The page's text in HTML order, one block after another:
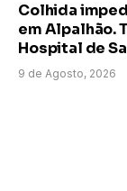
Colhida
em Alpalhão.
Hospital de
9 de Agosto, 2026